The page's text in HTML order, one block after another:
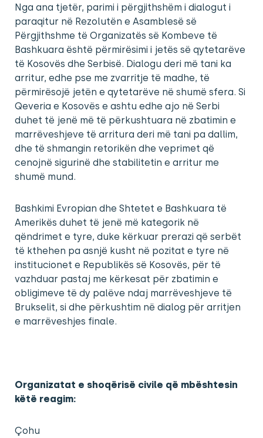
Nga ana tjetër, parimi i përgjithshëm i dialogut i
paraqitur në Rezolutën e Asamblesë së
Përgjithshme të Organizatës së Kombeve të
Bashkuara është përmirësimi i jetës së qytetarëve
të Kosovës dhe Serbisë. Dialogu deri më tani ka
arritur, edhe pse me zvarritje të madhe, të
përmirësojë jetën e qytetarëve në shumë sfera. Si
Qeveria e Kosovës e ashtu edhe ajo në Serbi
duhet të jenë më të përkushtuara në zbatimin e
marrëveshjeve të arritura deri më tani pa dallim,
dhe të shmangin retorikën dhe veprimet që
cenojnë sigurinë dhe stabilitetin e arritur me
shumë mund.
Bashkimi Evropian dhe Shtetet e Bashkuara të
Amerikës duhet të jenë më kategorik në
qëndrimet e tyre, duke kërkuar prerazi që serbët
të kthehen pa asnjë kusht në pozitat e tyre në
institucionet e Republikës së Kosovës, për të
vazhduar pastaj me kërkesat për zbatimin e
obligimeve të dy palëve ndaj marrëveshjeve të
Brukselit, si dhe përkushtim në dialog për arritjen
e marrëveshjes finale.
Organizatat e shoqërisë civile që mbështesin
këtë reagim:
Çohu